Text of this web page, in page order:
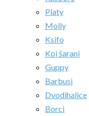
Platy
Molly
Ksifo
Koi šarani
Guppy
Barbusi
Dvodihalice
Borci